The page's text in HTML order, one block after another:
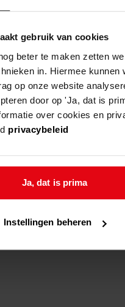
gebruik van cookies
beter te maken zetten
in. Hiermee kunnen
op onze website
door op 'Ja, dat is
over cookies en
privacybeleid
Ja, dat is prima
Instellingen beheren